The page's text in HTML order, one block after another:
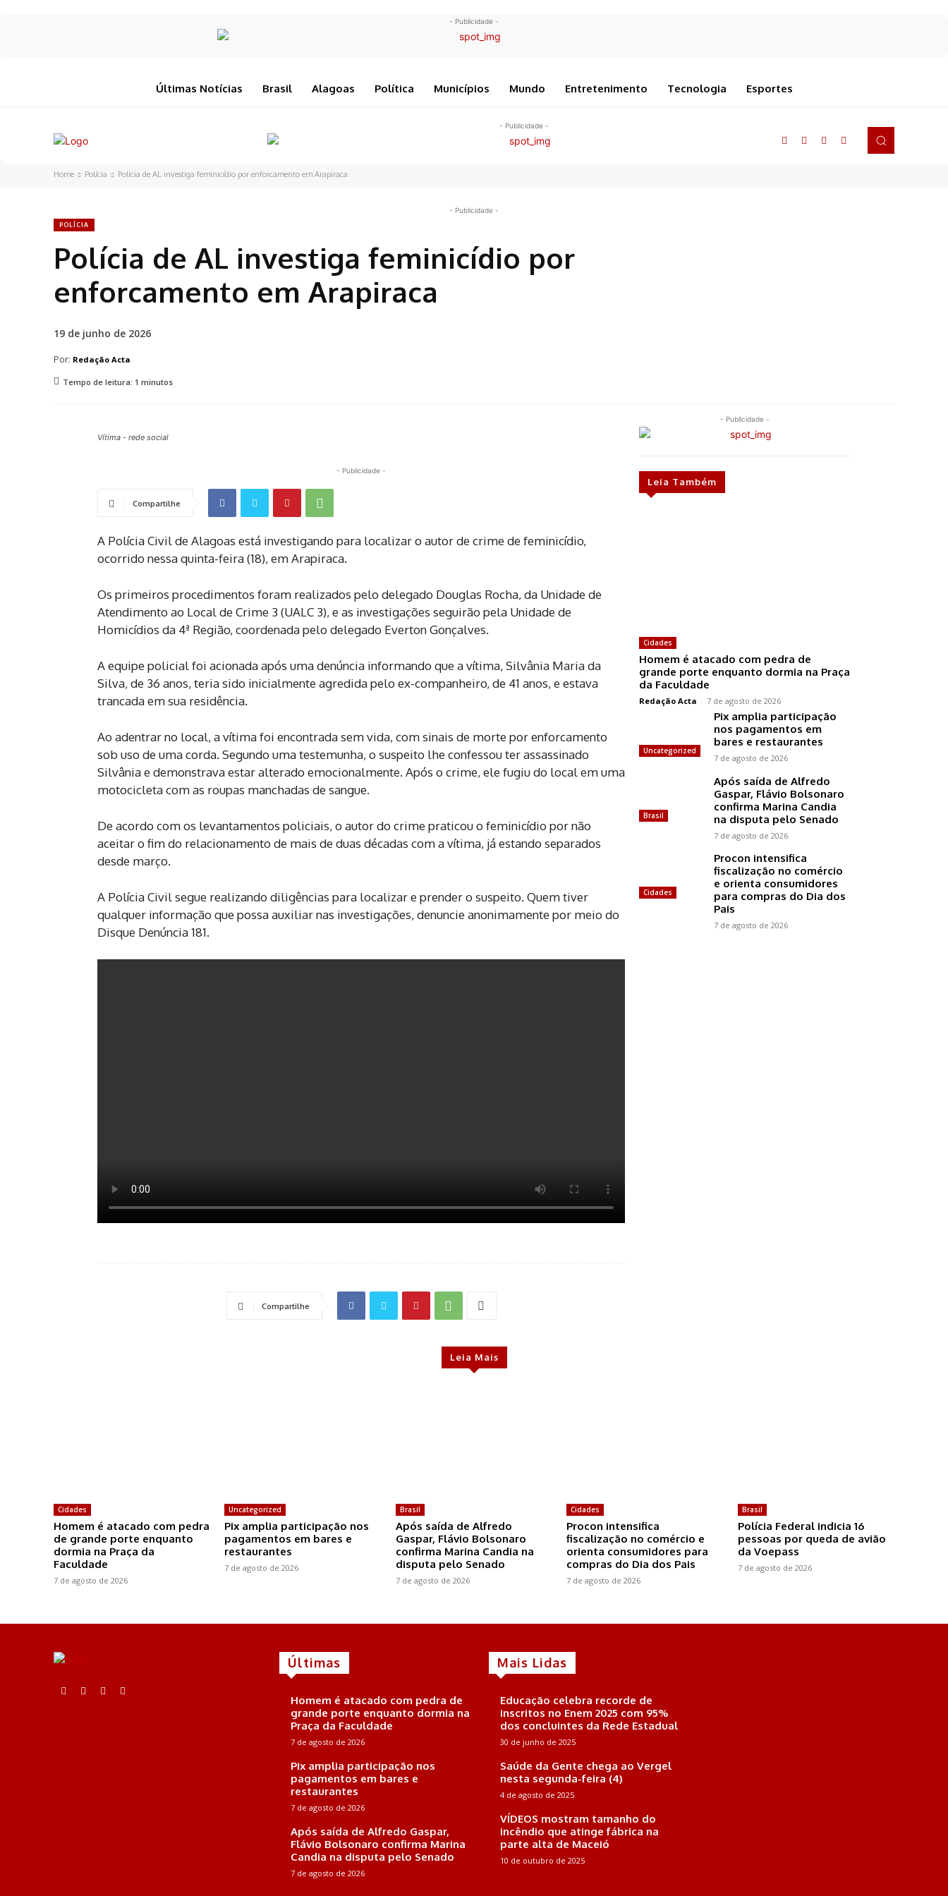
- Publicidade -
Últimas Notícias Brasil Alagoas Política Municípios Mundo Entretenimento Tecnologia Esportes
- Publicidade -
Home Polícia Polícia de AL investiga feminicídio por enforcamento em Arapiraca
- Publicidade -
POLÍCIA
Polícia de AL investiga feminicídio por
enforcamento em Arapiraca
19 de junho de 2026
Por: Redação Acta
Tempo de leitura: 1 minutos
Vítima - rede social
- Publicidade -
Compartilhe
A Polícia Civil de Alagoas está investigando para localizar o autor de crime de feminicídio,
ocorrido nessa quinta-feira (18), em Arapiraca.
Os primeiros procedimentos foram realizados pelo delegado Douglas Rocha, da Unidade de
Atendimento ao Local de Crime 3 (UALC 3), e as investigações seguirão pela Unidade de
Homicídios da 4ª Região, coordenada pelo delegado Everton Gonçalves.
A equipe policial foi acionada após uma denúncia informando que a vítima, Silvânia Maria da
Silva, de 36 anos, teria sido inicialmente agredida pelo ex-companheiro, de 41 anos, e estava
trancada em sua residência.
Ao adentrar no local, a vítima foi encontrada sem vida, com sinais de morte por enforcamento
sob uso de uma corda. Segundo uma testemunha, o suspeito lhe confessou ter assassinado
Silvânia e demonstrava estar alterado emocionalmente. Após o crime, ele fugiu do local em uma
motocicleta com as roupas manchadas de sangue.
De acordo com os levantamentos policiais, o autor do crime praticou o feminicídio por não
aceitar o fim do relacionamento de mais de duas décadas com a vítima, já estando separados
desde março.
A Polícia Civil segue realizando diligências para localizar e prender o suspeito. Quem tiver
qualquer informação que possa auxiliar nas investigações, denuncie anonimamente por meio do
Disque Denúncia 181.
Compartilhe
- Publicidade -
Leia Também
Cidades
Homem é atacado com pedra de
grande porte enquanto dormia na Praça
da Faculdade
Redação Acta - 7 de agosto de 2026
Uncategorized
Pix amplia participação
nos pagamentos em
bares e restaurantes
7 de agosto de 2026
Brasil
Após saída de Alfredo
Gaspar, Flávio Bolsonaro
confirma Marina Candia
na disputa pelo Senado
7 de agosto de 2026
Cidades
Procon intensifica
fiscalização no comércio
e orienta consumidores
para compras do Dia dos
Pais
7 de agosto de 2026
Leia Mais
Cidades
Homem é atacado com pedra
de grande porte enquanto
dormia na Praça da
Faculdade
7 de agosto de 2026
Uncategorized
Pix amplia participação nos
pagamentos em bares e
restaurantes
7 de agosto de 2026
Brasil
Após saída de Alfredo
Gaspar, Flávio Bolsonaro
confirma Marina Candia na
disputa pelo Senado
7 de agosto de 2026
Cidades
Procon intensifica
fiscalização no comércio e
orienta consumidores para
compras do Dia dos Pais
7 de agosto de 2026
Brasil
Polícia Federal indicia 16
pessoas por queda de avião
da Voepass
7 de agosto de 2026
Últimas
Homem é atacado com pedra de
grande porte enquanto dormia na
Praça da Faculdade
7 de agosto de 2026
Pix amplia participação nos
pagamentos em bares e
restaurantes
7 de agosto de 2026
Após saída de Alfredo Gaspar,
Flávio Bolsonaro confirma Marina
Candia na disputa pelo Senado
7 de agosto de 2026
Mais Lidas
Educação celebra recorde de
inscritos no Enem 2025 com 95%
dos concluintes da Rede Estadual
30 de junho de 2025
Saúde da Gente chega ao Vergel
nesta segunda-feira (4)
4 de agosto de 2025
VÍDEOS mostram tamanho do
incêndio que atinge fábrica na
parte alta de Maceió
10 de outubro de 2025